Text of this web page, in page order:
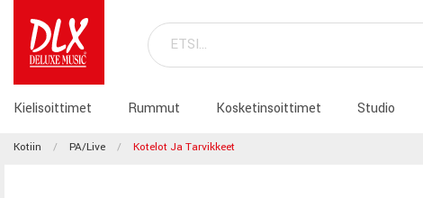
Kielisoittimet Rummut Kosketinsoittimet Studio
Kotiin PA/Live Kotelot Ja Tarvikkeet